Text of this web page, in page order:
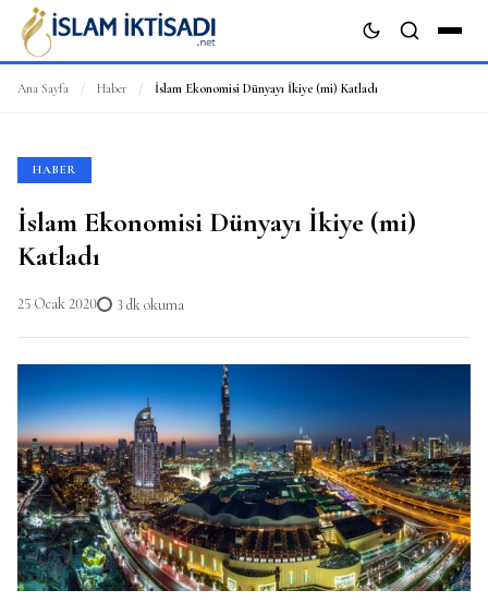
Ana Sayfa / Haber / İslam Ekonomisi Dünyayı İkiye (mi) Katladı
HABER
İslam Ekonomisi Dünyayı İkiye (mi)
Katladı
25 Ocak 2020 3 dk okuma